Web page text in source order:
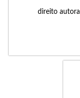
direito autoral